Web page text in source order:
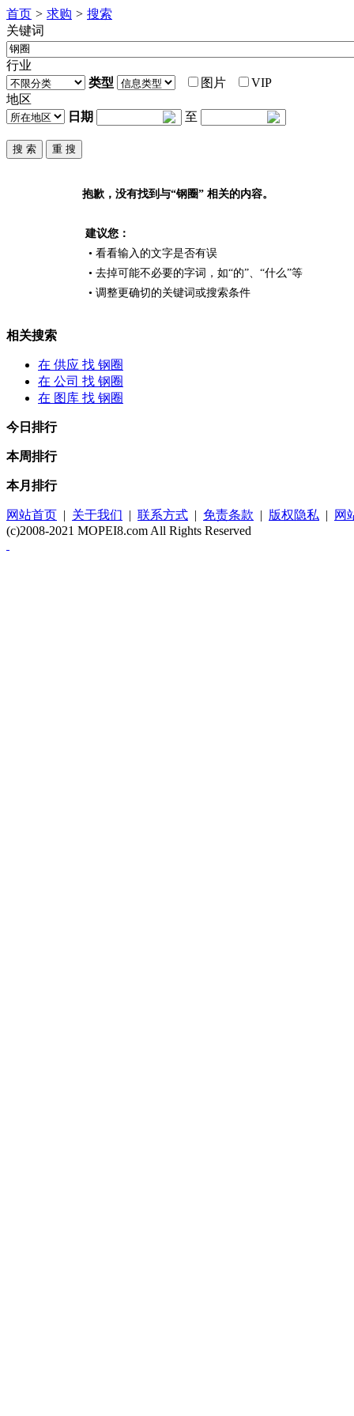
首页 > 求购 > 搜索
关键词
行业
类型
图片
VIP
地区
日期
至
抱歉，没有找到与“钢圈” 相关的内容。
建议您：
• 看看输入的文字是否有误
• 去掉可能不必要的字词，如“的”、“什么”等
• 调整更确切的关键词或搜索条件
相关搜索
在 供应 找 钢圈
在 公司 找 钢圈
在 图库 找 钢圈
今日排行
本周排行
本月排行
网站首页 | 关于我们 | 联系方式 | 免责条款 | 版权隐私 |
网
(c)2008-2021 MOPEI8.com All Rights Reserved